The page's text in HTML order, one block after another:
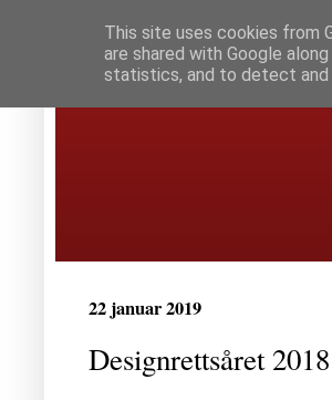
22 januar 2019
Designrettsåret 2018
This site uses cookies from
are shared with Google
statistics, and to detect and